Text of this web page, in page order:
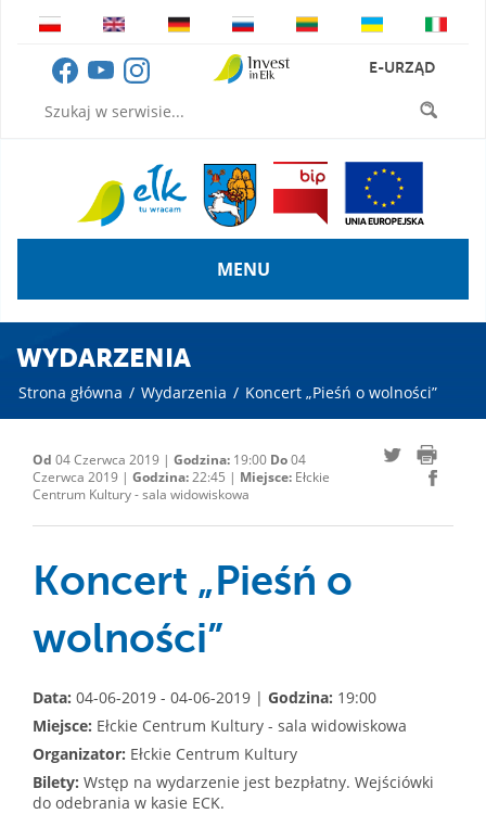
E-URZĄD
MENU
WYDARZENIA
Strona główna / Wydarzenia / Koncert „Pieśń o wolności”
Od 04 Czerwca 2019 | Godzina: 19:00 Do04
Czerwca 2019 | Godzina:22:45 | Miejsce: Ełckie
Centrum Kultury - sala widowiskowa
Koncert „Pieśń o
wolności”
Data: 04-06-2019 - 04-06-2019 | Godzina: 19:00
Miejsce: Ełckie Centrum Kultury - sala widowiskowa
Organizator: Ełckie Centrum Kultury
Bilety: Wstęp na wydarzenie jest bezpłatny. Wejściówki
do odebrania w kasie ECK.